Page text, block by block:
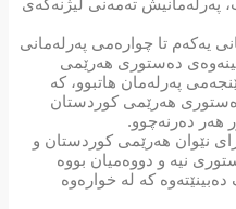
پەرلەمانیش تەمەنی لیژنەکەی
یەکەم تا چوارەمی پەرلەمانی
دەستوری هەرێمی
پەرلەمان هاتبوو، کە
هەرێمی کوردستان
هەر دەرنەچوو.
نێوان هەرێمی کوردستان و
نیە و دووەمیان بووە
کە لە خوارەوە